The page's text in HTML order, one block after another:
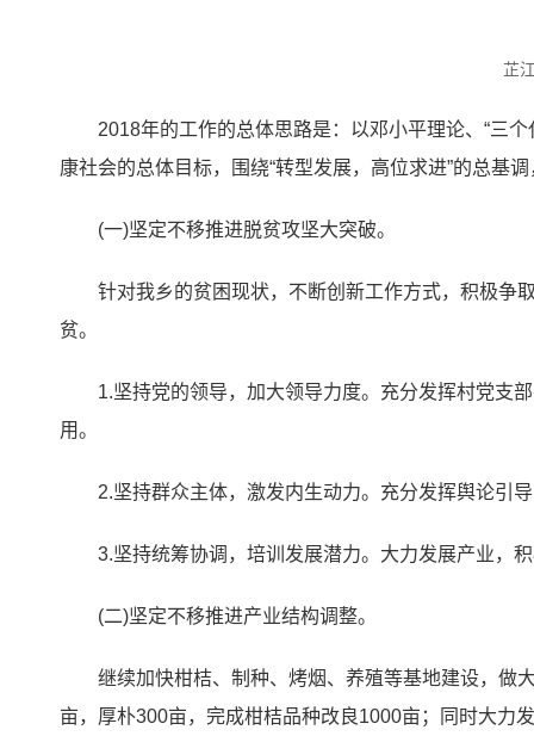
芷
2018年的工作的总体思路是：以邓小平理论、“三
康社会的总体目标，围绕“转型发展，高位求进”的总基
(一)坚定不移推进脱贫攻坚大突破。
针对我乡的贫困现状，不断创新工作方式，积极争
贫。
1.坚持党的领导，加大领导力度。充分发挥村党支
用。
2.坚持群众主体，激发内生动力。充分发挥舆论引
3.坚持统筹协调，培训发展潜力。大力发展产业，
(二)坚定不移推进产业结构调整。
继续加快柑桔、制种、烤烟、养殖等基地建设，做
亩，厚朴300亩，完成柑桔品种改良1000亩；同时大力